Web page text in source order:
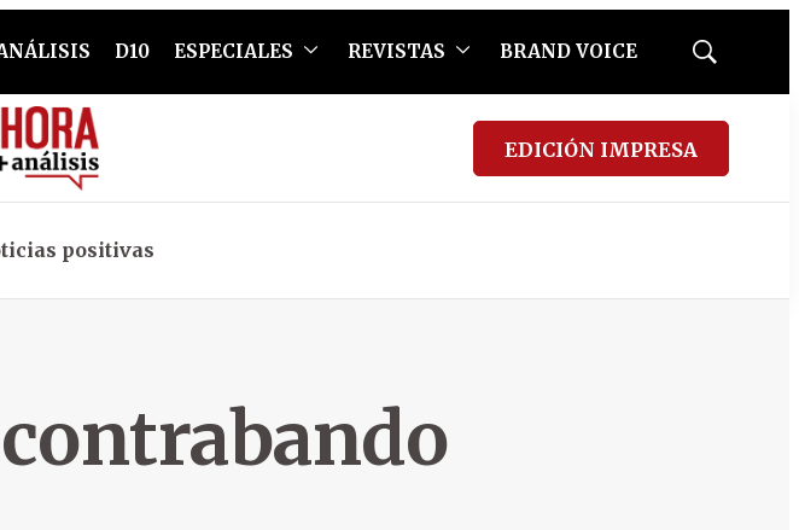
D10 ESPECIALES REVISTAS BRAND VOICE
Mostrar
EDICIÓN IMPRESA
positivas